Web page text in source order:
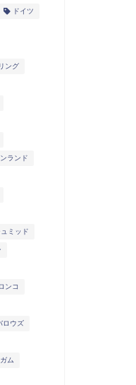
ドイツ
ング
ランド
ミッド
ンコ
ロウズ
ム